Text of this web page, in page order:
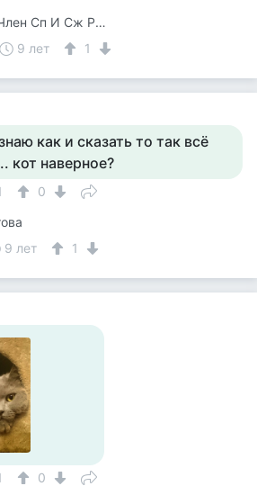
Вадим Козлов-Член Сп И Сж России.будут Вопросы -Звоните 8 926 571 18 95
9 лет 1
как и сказать то так всё
кот наверное?
0
9 лет 1
0